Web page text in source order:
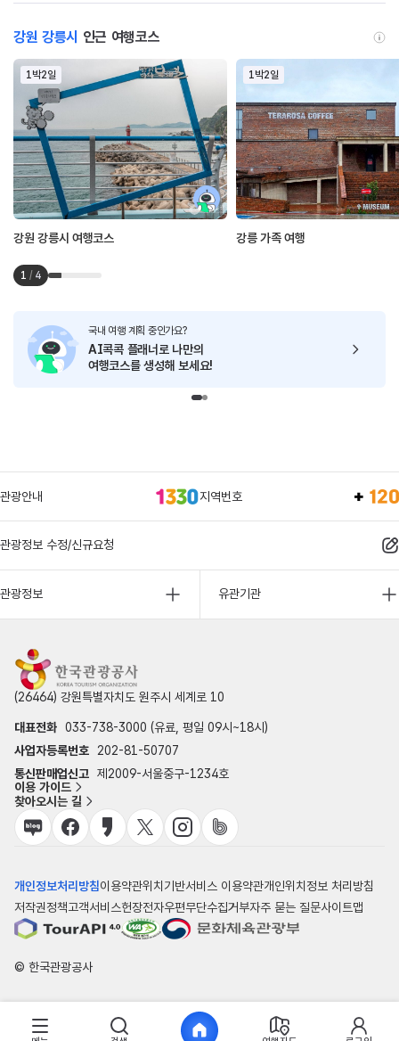
강원 강릉시 인근 여행코스
1박2일
강원 강릉시 여행코스
1박2일
강릉 가족 여행
1 / 4
국내 여행 계획 중인가요?
AI콕콕 플래너로 나만의
여행코스를 생성해 보세요!
관광안내 지역번호
관광정보 수정/신규요청
관광정보 유관기관
(26464) 강원특별자치도 원주시 세계로 10
대표전화 033-738-3000 (유료, 평일 09시~18시)
사업자등록번호
202-81-50707
통신판매업신고 제2009-서울중구-1234호
이용 가이드
찾아오시는 길
개인정보처리방침이용약관위치기반서비스 이용약관개인위치정보 처리방침
저작권정책고객서비스헌장전자우편무단수집거부자주 묻는 질문사이트맵
© 한국관광공사